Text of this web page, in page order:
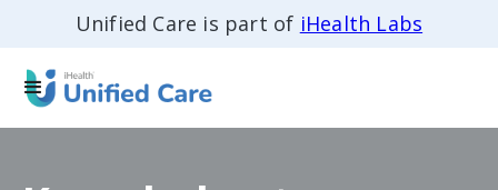
Unified Care is part of iHealth Labs